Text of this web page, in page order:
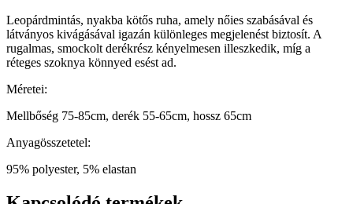
Leopárdmintás, nyakba kötős ruha, amely nőies szabásával és
látványos kivágásával igazán különleges megjelenést biztosít. A
rugalmas, smockolt derékrész kényelmesen illeszkedik, míg a
réteges szoknya könnyed esést ad.
Méretei:
Mellbőség 75-85cm, derék 55-65cm, hossz 65cm
Anyagösszetetel:
95% polyester, 5% elastan